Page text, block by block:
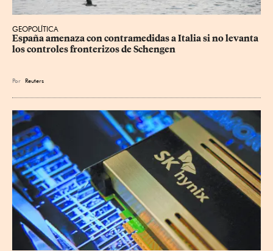
GEOPOLÍTICA
España amenaza con contramedidas a Italia si no levanta
los controles fronterizos de Schengen
Por Reuters